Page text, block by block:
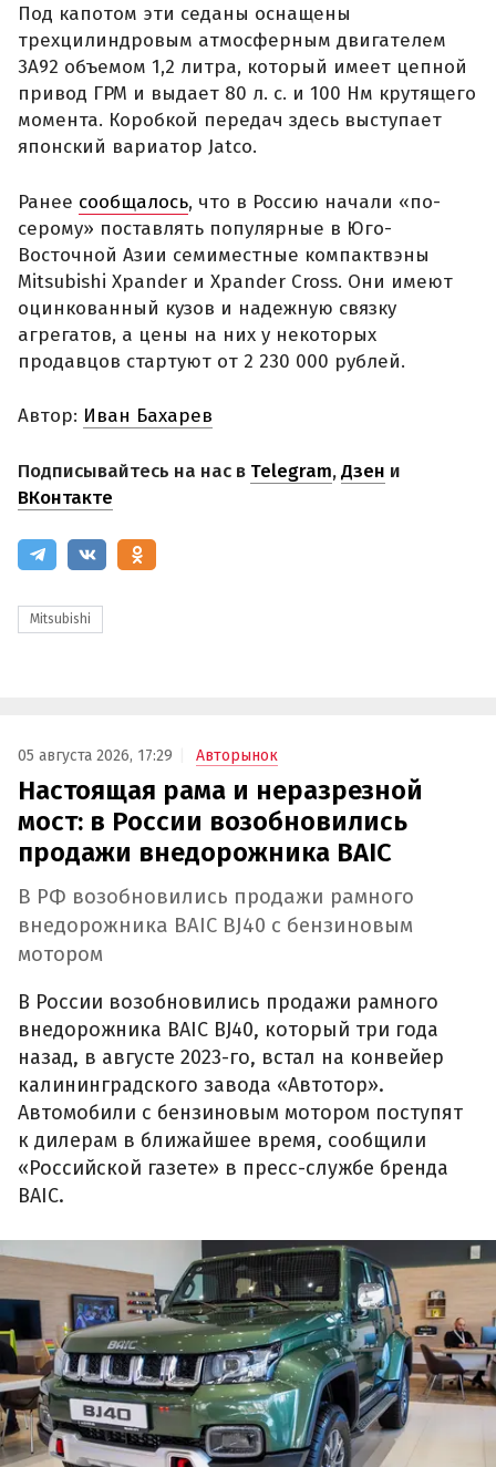
Под капотом эти седаны оснащены
трехцилиндровым атмосферным двигателем
3A92 объемом 1,2 литра, который имеет цепной
привод ГРМ и выдает 80 л. с. и 100 Нм крутящего
момента. Коробкой передач здесь выступает
японский вариатор Jatco.
Ранее сообщалось, что в Россию начали «по-
серому» поставлять популярные в Юго-
Восточной Азии семиместные компактвэны
Mitsubishi Xpander и Xpander Cross. Они имеют
оцинкованный кузов и надежную связку
агрегатов, а цены на них у некоторых
продавцов стартуют от 2 230 000 рублей.
Автор: Иван Бахарев
Подписывайтесь на нас в Telegram,Дзен и
ВКонтакте
Mitsubishi
05 августа 2026, 17:29 Авторынок
Настоящая рама и неразрезной
мост: в России возобновились
продажи внедорожника BAIC
В РФ возобновились продажи рамного
внедорожника BAIC BJ40 с бензиновым
мотором
В России возобновились продажи рамного
внедорожника BAIC BJ40, который три года
назад, в августе 2023-го, встал на конвейер
калининградского завода «Автотор».
Автомобили с бензиновым мотором поступят
к дилерам в ближайшее время, сообщили
«Российской газете» в пресс-службе бренда
BAIC.